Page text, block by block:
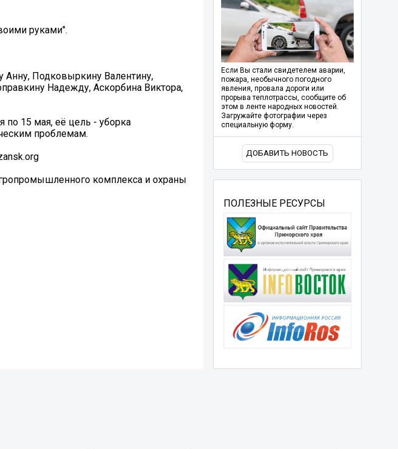
руками".
Анну, Подковыркину Валентину,
Надежду, Аскорбина Виктора,
по 15 мая, её цель - уборка
проблемам.
комплекса и охраны
Если Вы стали свидетелем аварии,
пожара, необычного погодного
явления, провала дороги или
прорыва теплотрассы, сообщите об
этом в ленте народных новостей.
Загружайте фотографии через
специальную форму.
ДОБАВИТЬ НОВОСТЬ
ПОЛЕЗНЫЕ РЕСУРСЫ